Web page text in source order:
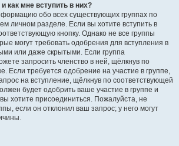
как мне вступить в них?
обо всех существующих группах по
личном разделе. Если вы хотите вступить в
кнопку. Однако не все группы
могут требовать одобрения для вступления в
или даже скрытыми. Если группа
запросить членство в ней, щёлкнув по
Если требуется одобрение на участие в группе,
на вступление, щёлкнув по соответствующей
будет одобрить ваше участие в группе и
хотите присоединиться. Пожалуйста, не
если он отклонил ваш запрос; у него могут